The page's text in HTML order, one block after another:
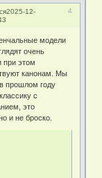
4
2025-12-
модели
очень
при этом
канонам. Мы
прошлом году
с
это
и не броско.